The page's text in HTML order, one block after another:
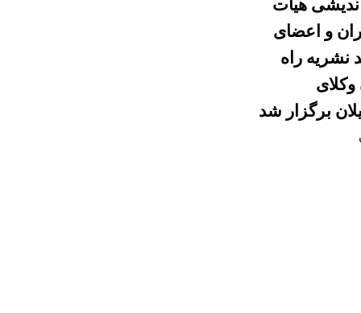
هیأت
و اعضای
نشریه راه
وکلای
برگزار شد